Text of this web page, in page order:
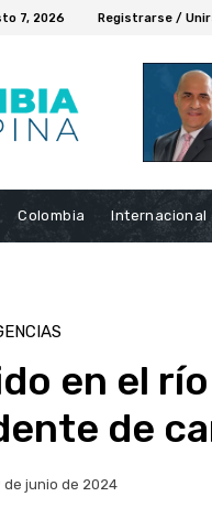
7, 2026 Registrarse /
Colombia Internacional
en el
de
de junio de 2024